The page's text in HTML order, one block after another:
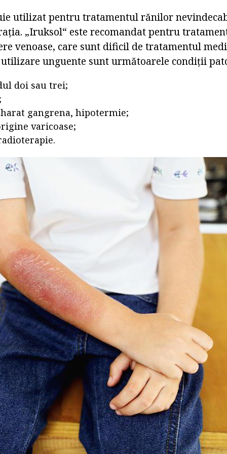
utilizat pentru tratamentul rănilor
„Iruksol“ este recomandat pentru
venoase, care sunt dificil de tratamentul
unguente sunt următoarele condiții
doi sau trei;
gangrena, hipotermie;
varicoase;